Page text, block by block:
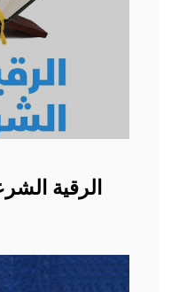
الرقية